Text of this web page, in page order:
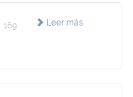
Leer más
169